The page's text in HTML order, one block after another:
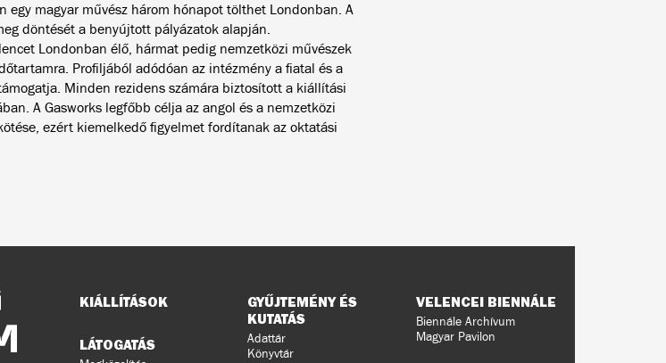
egy magyar művész három hónapot tölthet Londonban. A
döntését a benyújtott pályázatok alapján.
Londonban élő, hármat pedig nemzetközi művészek
Profiljából adódóan az intézmény a fiatal és a
Minden rezidens számára biztosított a kiállítási
A Gasworks legfőbb célja az angol és a nemzetközi
ezért kiemelkedő figyelmet fordítanak az oktatási
Oldaltérkép
KIÁLLÍTÁSOK
LÁTOGATÁS
GYŰJTEMÉNY ÉS
KUTATÁS
Adattár
Könyvtár
VELENCEI BIENNÁLE
Biennále Archívum
Magyar Pavilon